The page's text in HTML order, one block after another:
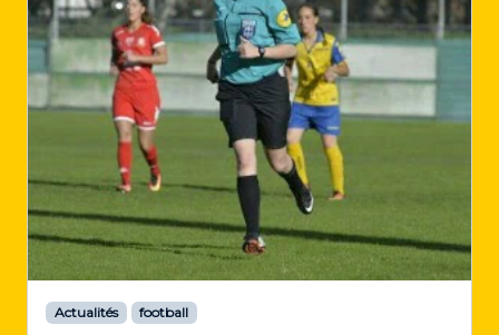
Actualités football